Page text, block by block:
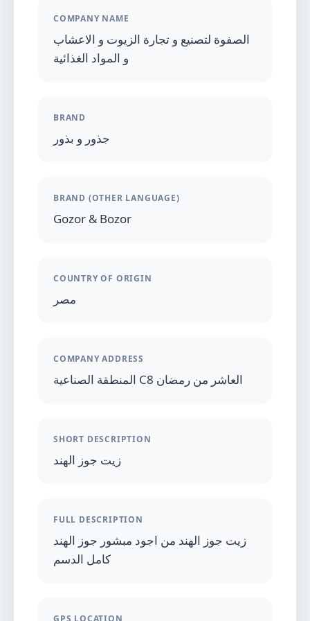
COMPANY NAME
الصفوة لتصنيع و تجارة الزيوت و الاعشاب
و المواد الغذائية
BRAND
جذور و بذور
BRAND (OTHER LANGUAGE)
Gozor & Bozor
COUNTRY OF ORIGIN
مصر
COMPANY ADDRESS
المنطقة الصناعية C8 العاشر من رمضان
SHORT DESCRIPTION
زيت جوز الهند
FULL DESCRIPTION
زيت جوز الهند من اجود مبشور جوز الهند
كامل الدسم
GPS LOCATION